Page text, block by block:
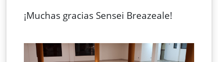
¡Muchas gracias Sensei Breazeale!